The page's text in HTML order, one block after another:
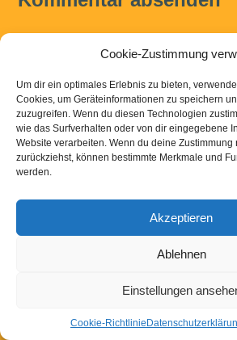
Cookie-Zustimmung
Um dir ein optimales Erlebnis zu bieten,
Cookies, um Geräteinformationen zu speichern
zuzugreifen. Wenn du diesen Technologien
wie das Surfverhalten oder von dir eingegebene
Website verarbeiten. Wenn du deine Zustimmung
zurückziehst, können bestimmte Merkmale und
werden.
Akzeptieren
Ablehnen
Einstellungen
Cookie-Richtlinie
Du musstangemeldetsein, um einen
Powered by